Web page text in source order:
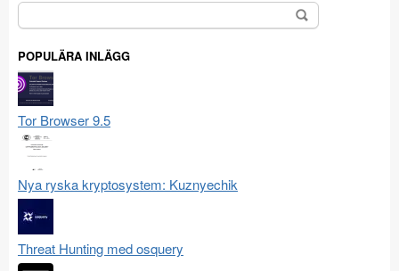
Sök
efter:
POPULÄRA INLÄGG
Tor Browser 9.5
Nya ryska kryptosystem: Kuznyechik
Threat Hunting med osquery